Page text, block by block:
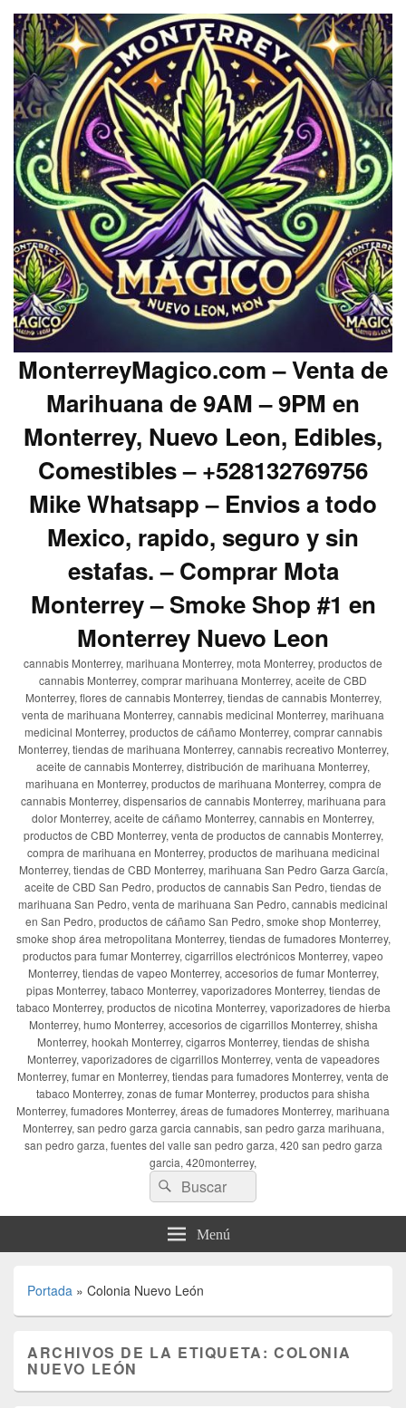
MonterreyMagico.com – Venta de
Marihuana de 9AM – 9PM en
Monterrey, Nuevo Leon, Edibles,
Comestibles – +528132769756
Mike Whatsapp – Envios a todo
Mexico, rapido, seguro y sin
estafas. – Comprar Mota
Monterrey – Smoke Shop #1 en
Monterrey Nuevo Leon
cannabis Monterrey, marihuana Monterrey, mota Monterrey, productos de
cannabis Monterrey, comprar marihuana Monterrey, aceite de CBD
Monterrey, flores de cannabis Monterrey, tiendas de cannabis Monterrey,
venta de marihuana Monterrey, cannabis medicinal Monterrey, marihuana
medicinal Monterrey, productos de cáñamo Monterrey, comprar cannabis
Monterrey, tiendas de marihuana Monterrey, cannabis recreativo Monterrey,
aceite de cannabis Monterrey, distribución de marihuana Monterrey,
marihuana en Monterrey, productos de marihuana Monterrey, compra de
cannabis Monterrey, dispensarios de cannabis Monterrey, marihuana para
dolor Monterrey, aceite de cáñamo Monterrey, cannabis en Monterrey,
productos de CBD Monterrey, venta de productos de cannabis Monterrey,
compra de marihuana en Monterrey, productos de marihuana medicinal
Monterrey, tiendas de CBD Monterrey, marihuana San Pedro Garza García,
aceite de CBD San Pedro, productos de cannabis San Pedro, tiendas de
marihuana San Pedro, venta de marihuana San Pedro, cannabis medicinal
en San Pedro, productos de cáñamo San Pedro, smoke shop Monterrey,
smoke shop área metropolitana Monterrey, tiendas de fumadores Monterrey,
productos para fumar Monterrey, cigarrillos electrónicos Monterrey, vapeo
Monterrey, tiendas de vapeo Monterrey, accesorios de fumar Monterrey,
pipas Monterrey, tabaco Monterrey, vaporizadores Monterrey, tiendas de
tabaco Monterrey, productos de nicotina Monterrey, vaporizadores de hierba
Monterrey, humo Monterrey, accesorios de cigarrillos Monterrey, shisha
Monterrey, hookah Monterrey, cigarros Monterrey, tiendas de shisha
Monterrey, vaporizadores de cigarrillos Monterrey, venta de vapeadores
Monterrey, fumar en Monterrey, tiendas para fumadores Monterrey, venta de
tabaco Monterrey, zonas de fumar Monterrey, productos para shisha
Monterrey, fumadores Monterrey, áreas de fumadores Monterrey, marihuana
Monterrey, san pedro garza garcia cannabis, san pedro garza marihuana,
san pedro garza, fuentes del valle san pedro garza, 420 san pedro garza
garcia, 420monterrey,
Buscar
por:
Buscar
Menú
Portada » Colonia Nuevo León
ARCHIVOS DE LA ETIQUETA:COLONIA
NUEVO LEÓN